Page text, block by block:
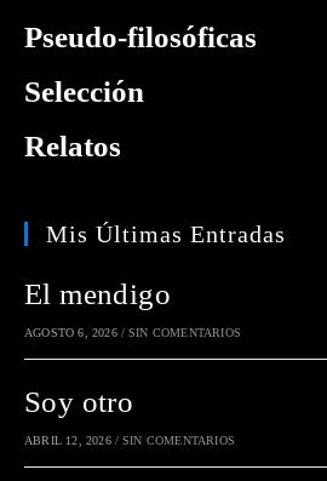
Pseudo-filosóficas
Selección
Relatos
Mis Últimas Entradas
El mendigo
AGOSTO 6, 2026 / SIN COMENTARIOS
Soy otro
ABRIL 12, 2026 / SIN COMENTARIOS